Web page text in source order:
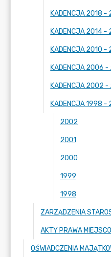
KADENCJA 2018 -
KADENCJA 2014 -
KADENCJA 2010 -
KADENCJA 2006 -
KADENCJA 2002
KADENCJA 1998 -
2002
2001
2000
1999
1998
ZARZĄDZENIA
OŚWIADCZENIA